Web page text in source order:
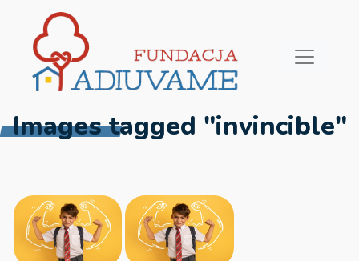
Images tagged "invincible"